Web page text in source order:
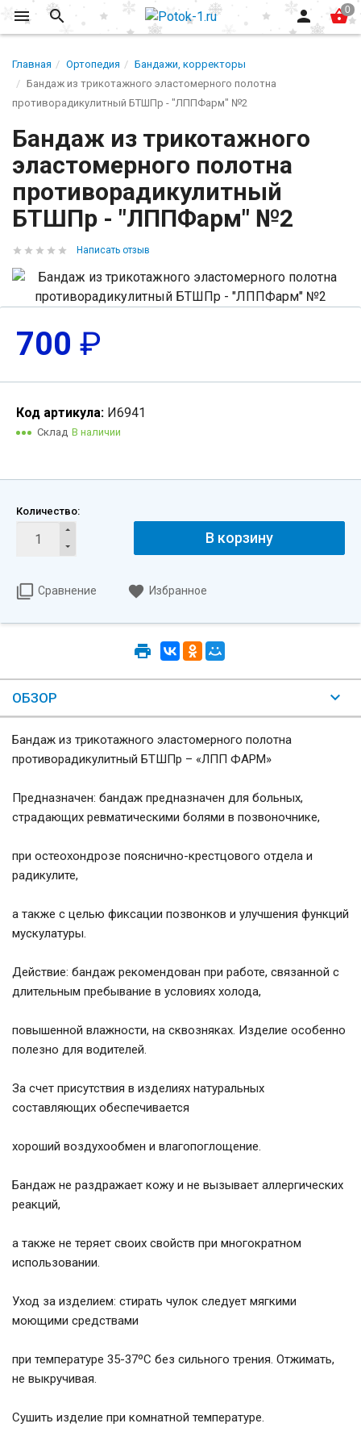
Главная Ортопедия
Бандажи, корректоры
Бандаж из трикотажного эластомерного полотна
противорадикулитный БТШПр - "ЛППФарм" №2
Бандаж из трикотажного
эластомерного полотна
противорадикулитный
БТШПр - "ЛППФарм" №2
Написать отзыв
700 ₽
Код артикула: И6941
Склад В наличии
Количество:
В корзину
Сравнение Избранное
ОБЗОР
Бандаж из трикотажного эластомерного полотна
противорадикулитный БТШПр – «ЛПП ФАРМ»
Предназначен: бандаж предназначен для больных,
страдающих ревматическими болями в позвоночнике,
при остеохондрозе пояснично-крестцового отдела и
радикулите,
а также с целью фиксации позвонков и улучшения функций
мускулатуры.
Действие: бандаж рекомендован при работе, связанной с
длительным пребывание в условиях холода,
повышенной влажности, на сквозняках. Изделие особенно
полезно для водителей.
За счет присутствия в изделиях натуральных
составляющих обеспечивается
хороший воздухообмен и влагопоглощение.
Бандаж не раздражает кожу и не вызывает аллергических
реакций,
а также не теряет своих свойств при многократном
использовании.
Уход за изделием: стирать чулок следует мягкими
моющими средствами
при температуре 35-37ºC без сильного трения. Отжимать,
не выкручивая.
Сушить изделие при комнатной температуре.